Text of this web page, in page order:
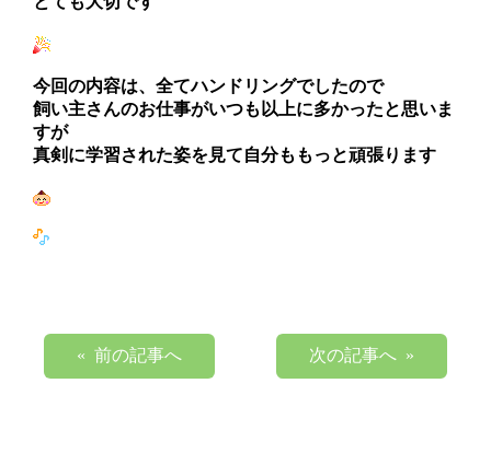
今回の内容は、全てハンドリングでしたので
飼い主さんのお仕事がいつも以上に多かったと思いま
すが
真剣に学習された姿を見て自分ももっと頑張ります
« 前の記事へ 次の記事へ »